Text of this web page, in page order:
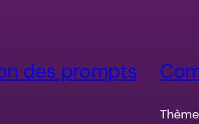
des prompts